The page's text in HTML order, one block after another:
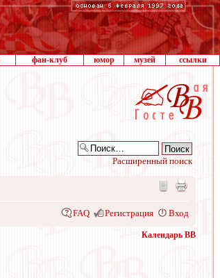
фан-клуб юмор музей ссылки
Расширенный поиск
FAQ Регистрация Вход
Календарь ВВ